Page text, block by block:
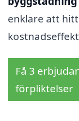
enklare att
Få 3
förpliktelser